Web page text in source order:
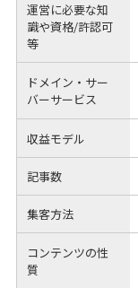
運営に必要な知
識や資格/許認可
等
ドメイン・サー
バーサービス
収益モデル
記事数
集客方法
コンテンツの性
質